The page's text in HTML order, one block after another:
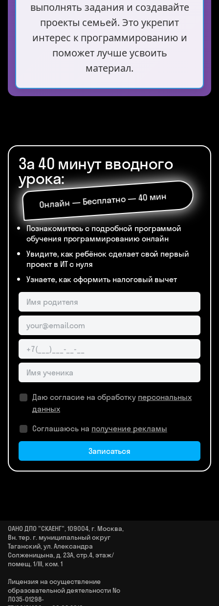
выполнять задания и создавайте
проекты семьей. Это укрепит
интерес к программированию и
поможет лучше усвоить
материал.
За 40 минут вводного
урока:
Онлайн — Бесплатно — 40 мин
Познакомитесь с подробной программой
обучения программированию онлайн
Увидите, как ребёнок сделает свой первый
проект в ИТ с нуля
Узнаете, как оформить налоговый вычет
Даю согласие на обработку персональных
данных
Соглашаюсь на получение рекламы
Записаться
ОАНО ДПО "СКАЕНГ", 109004, г. Москва,
Вн. тер. г. муниципальный округ
Таганский, ул. Александра
Солженицына, д. 23А, стр.4, этаж/
помещ. 1/III, ком. 1
Лицензия на осуществление
образовательной деятельности No
Л035‑01298-